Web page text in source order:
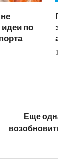
по
Еще